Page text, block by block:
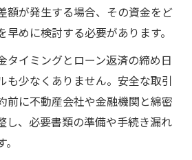
額が発生する場合、その資金をど
めに検討する必要があります。
タイミングとローン返済の締め日
も少なくありません。安全な取引
前に不動産会社や金融機関と綿密
し、必要書類の準備や手続き漏れ